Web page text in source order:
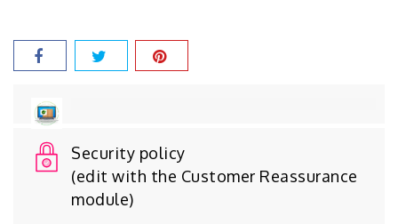
Security policy
(edit with the Customer Reassurance
module)